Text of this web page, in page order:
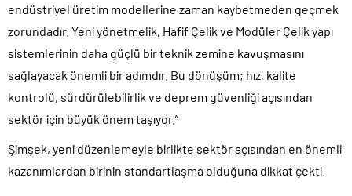
endüstriyel üretim modellerine zaman kaybetmeden geçmek
zorundadır. Yeni yönetmelik, Hafif Çelik ve Modüler Çelik yapı
sistemlerinin daha güçlü bir teknik zemine kavuşmasını
sağlayacak önemli bir adımdır. Bu dönüşüm; hız, kalite
kontrolü, sürdürülebilirlik ve deprem güvenliği açısından
sektör için büyük önem taşıyor.”
Şimşek, yeni düzenlemeyle birlikte sektör açısından en önemli
kazanımlardan birinin standartlaşma olduğuna dikkat çekti.